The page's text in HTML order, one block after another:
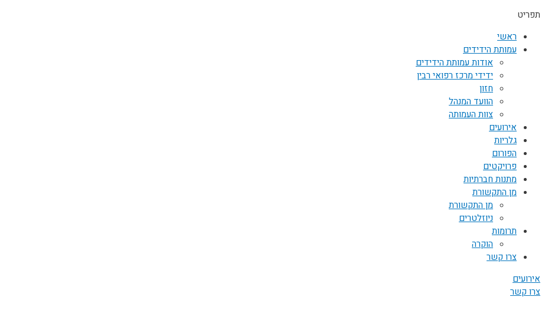
תפריט
ראשי
עמותת הידידים
אודות עמותת הידידים
ידידי מרכז רפואי רבין
חזון
הוועד המנהל
צוות העמותה
אירועים
גלריות
הפורום
פרויקטים
מתנות חברתיות
מן התקשורת
מן התקשורת
ניוזלטרים
תרומות
הוקרה
צרו קשר
אירועים
צרו קשר